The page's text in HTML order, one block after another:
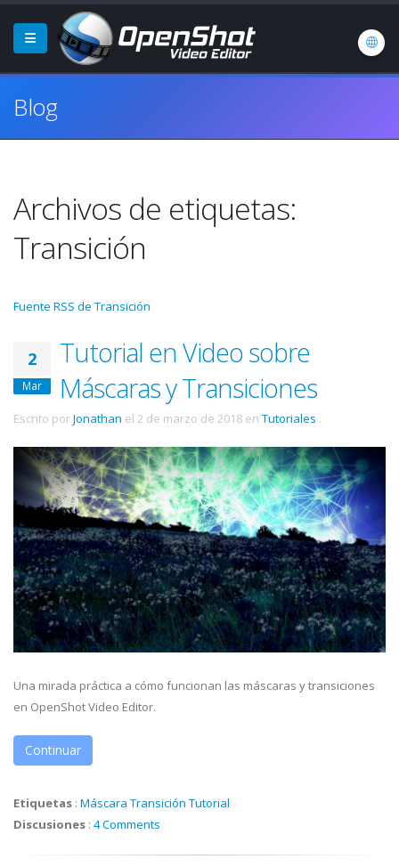
Blog
Archivos de etiquetas:
Transición
Fuente RSS de Transición
2
Mar
Tutorial en Video sobre
Máscaras y Transiciones
Escrito porJonathan el 2 de marzo de 2018 en Tutoriales .
Una mirada práctica a cómo funcionan las máscaras y transiciones
en OpenShot Video Editor.
Continuar
Etiquetas : Máscara Transición Tutorial
Discusiones : 4 Comments